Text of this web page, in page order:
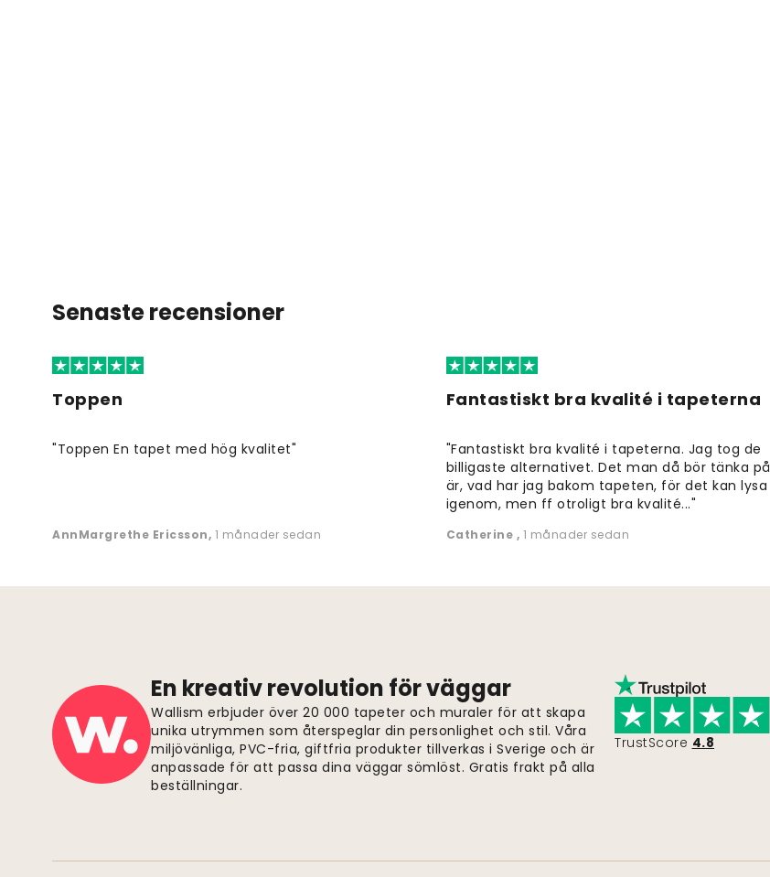
Senaste recensioner
Toppen
"Toppen En tapet med hög kvalitet"
AnnMargrethe Ericsson, 1 månader sedan
Fantastiskt bra kvalité i tapeterna
"Fantastiskt bra kvalité i tapeterna. Jag tog de
billigaste alternativet. Det man då bör tänka på
är, vad har jag bakom tapeten, för det kan lysa
igenom, men ff otroligt bra kvalité..."
Catherine , 1 månader sedan
En kreativ revolution för väggar
Wallism erbjuder över 20 000 tapeter och muraler för att skapa
unika utrymmen som återspeglar din personlighet och stil. Våra
miljövänliga, PVC-fria, giftfria produkter tillverkas i Sverige och är
anpassade för att passa dina väggar sömlöst. Gratis frakt på alla
beställningar.
TrustScore 4.8